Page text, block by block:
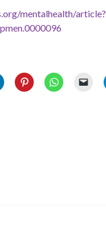
mentalhealth/article?